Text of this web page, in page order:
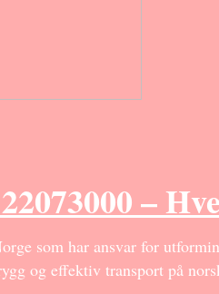
–
som har ansvar for
og effektiv transport på